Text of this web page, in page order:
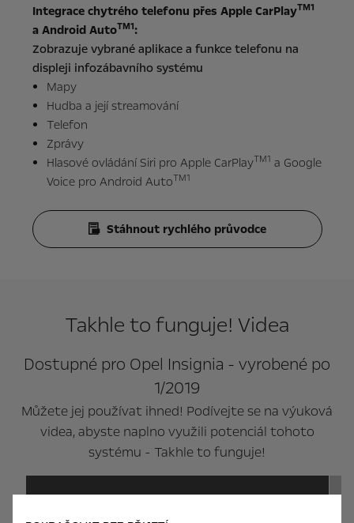
Integrace chytrého telefonu přes Apple CarPlayTM1
a Android AutoTM1:
Zobrazuje vybrané aplikace a funkce telefonu na
displeji infozábavního systému
Mapy
Hudba a její streamování
Telefon
Zprávy
Hlasové ovládání Siri pro Apple CarPlayTM1 a Google
Voice pro Android AutoTM1
Stáhnout rychlého průvodce
Takhle to funguje! Videa
Dostupné pro Opel Insignia - vyrobené po
1/2019
Můžete jej používat ihned! Podívejte se na výuková
videa, abyste naplno využili potenciál tohoto
systému - Takhle to funguje!